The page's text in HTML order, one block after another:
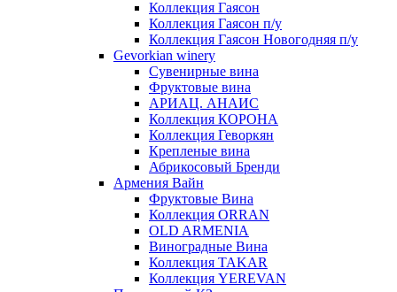
Коллекция Гаясон
Коллекция Гаясон п/у
Коллекция Гаясон Новогодняя п/у
Gevorkian winery
Сувенирные вина
Фруктовые вина
АРИАЦ. АНАИС
Коллекция КОРОНА
Коллекция Геворкян
Крепленые вина
Абрикосовый Бренди
Армения Вайн
Фруктовые Вина
Коллекция ORRAN
OLD ARMENIA
Виноградные Вина
Коллекция TAKAR
Коллекция YEREVAN